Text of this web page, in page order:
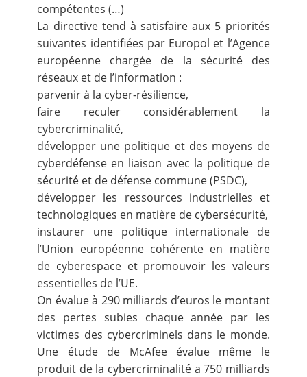
compétentes (…)
La directive tend à satisfaire aux 5 priorités
suivantes identifiées par Europol et l’Agence
européenne chargée de la sécurité des
réseaux et de l’information :
parvenir à la cyber-résilience,
faire reculer considérablement la
cybercriminalité,
développer une politique et des moyens de
cyberdéfense en liaison avec la politique de
sécurité et de défense commune (PSDC),
développer les ressources industrielles et
technologiques en matière de cybersécurité,
instaurer une politique internationale de
l’Union européenne cohérente en matière
de cyberespace et promouvoir les valeurs
essentielles de l’UE.
On évalue à 290 milliards d’euros le montant
des pertes subies chaque année par les
victimes des cybercriminels dans le monde.
Une étude de McAfee évalue même le
produit de la cybercriminalité a 750 milliards